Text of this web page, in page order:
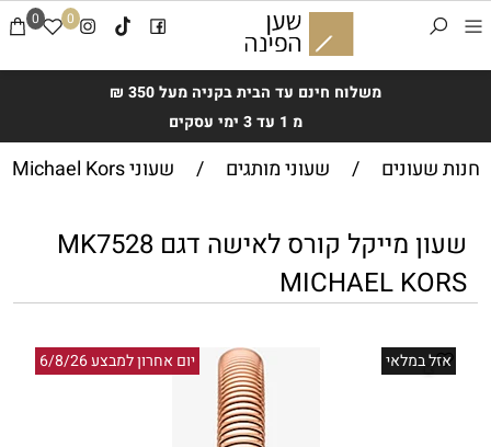
משלוח חינם עד הבית בקניה מעל 350 ₪
מ 1 עד 3 ימי עסקים
0 0
חנות שעונים / שעוני מותגים / שעוני Michael Kors
שעון מייקל קורס לאישה דגם MK7528
MICHAEL KORS
יום אחרון למבצע 6/8/26 אזל במלאי